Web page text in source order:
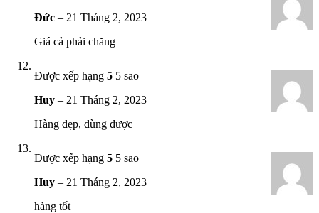
Đức – 21 Tháng 2, 2023
Giá cả phải chăng
Được xếp hạng 5 5 sao
Huy – 21 Tháng 2, 2023
Hàng đẹp, dùng được
Được xếp hạng 5 5 sao
Huy – 21 Tháng 2, 2023
hàng tốt